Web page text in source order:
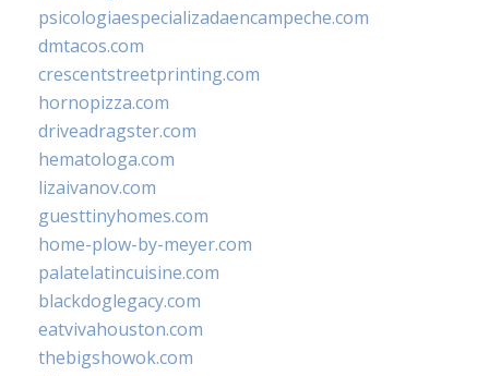
psicologiaespecializadaencampeche.com
dmtacos.com
crescentstreetprinting.com
hornopizza.com
driveadragster.com
hematologa.com
lizaivanov.com
guesttinyhomes.com
home-plow-by-meyer.com
palatelatincuisine.com
blackdoglegacy.com
eatvivahouston.com
thebigshowok.com